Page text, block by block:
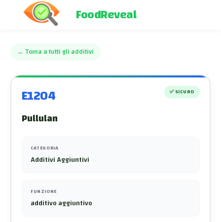
FoodReveal
← Torna a tutti gli additivi
E1204 ✅SICURO
Pullulan
CATEGORIA
Additivi Aggiuntivi
FUNZIONE
additivo aggiuntivo